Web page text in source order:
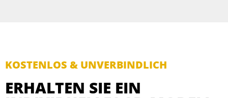
KOSTENLOS & UNVERBINDLICH
ERHALTEN SIE EIN